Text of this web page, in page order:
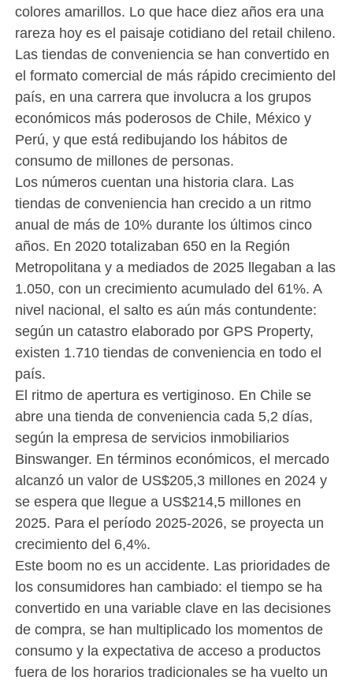
colores amarillos. Lo que hace diez años era una
rareza hoy es el paisaje cotidiano del retail chileno.
Las tiendas de conveniencia se han convertido en
el formato comercial de más rápido crecimiento del
país, en una carrera que involucra a los grupos
económicos más poderosos de Chile, México y
Perú, y que está redibujando los hábitos de
consumo de millones de personas.
Los números cuentan una historia clara. Las
tiendas de conveniencia han crecido a un ritmo
anual de más de 10% durante los últimos cinco
años. En 2020 totalizaban 650 en la Región
Metropolitana y a mediados de 2025 llegaban a las
1.050, con un crecimiento acumulado del 61%. A
nivel nacional, el salto es aún más contundente:
según un catastro elaborado por GPS Property,
existen 1.710 tiendas de conveniencia en todo el
país.
El ritmo de apertura es vertiginoso. En Chile se
abre una tienda de conveniencia cada 5,2 días,
según la empresa de servicios inmobiliarios
Binswanger. En términos económicos, el mercado
alcanzó un valor de US$205,3 millones en 2024 y
se espera que llegue a US$214,5 millones en
2025. Para el período 2025-2026, se proyecta un
crecimiento del 6,4%.
Este boom no es un accidente. Las prioridades de
los consumidores han cambiado: el tiempo se ha
convertido en una variable clave en las decisiones
de compra, se han multiplicado los momentos de
consumo y la expectativa de acceso a productos
fuera de los horarios tradicionales se ha vuelto un